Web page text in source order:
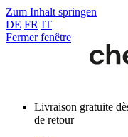
Zum Inhalt springen
DE FR IT
Fermer fenêtre
Livraison gratuite
de retour